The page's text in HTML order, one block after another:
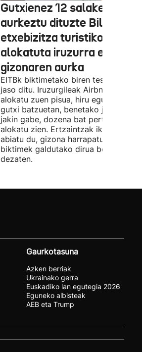
Gutxienez 12 salaketa
aurkeztu dituzte Bilbon
etxebizitza turistiko bat
alokatuta iruzurra egin
gizonaren aurka
EITBk biktimetako biren testigantzak
jaso ditu. Iruzurgileak Airbnb bidez
alokatu zuen pisua, hiru egunez. Ordu
gutxi batzuetan, benetako jabeak
jakin gabe, dozena bat pertsonari
alokatu zien. Ertzaintzak ikerketa
abiatu du, gizona harrapatu eta
biktimek galdutako dirua berreskura
dezaten.
Gaurkotasuna
Azken berriak
Ukrainako gerra
Euskadiko lan egutegia 2026
Eguneko albisteak
AEB eta Trump